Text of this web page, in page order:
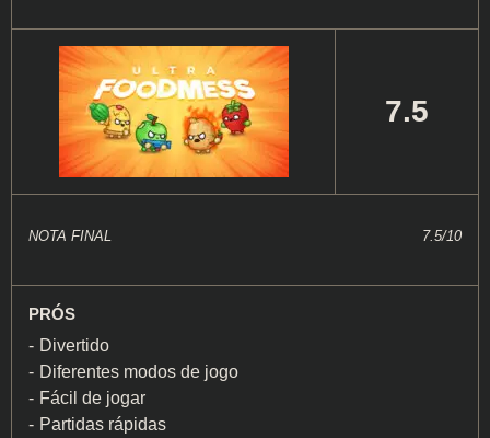
7.5
NOTA FINAL 7.5/10
PRÓS
Divertido
Diferentes modos de jogo
Fácil de jogar
Partidas rápidas